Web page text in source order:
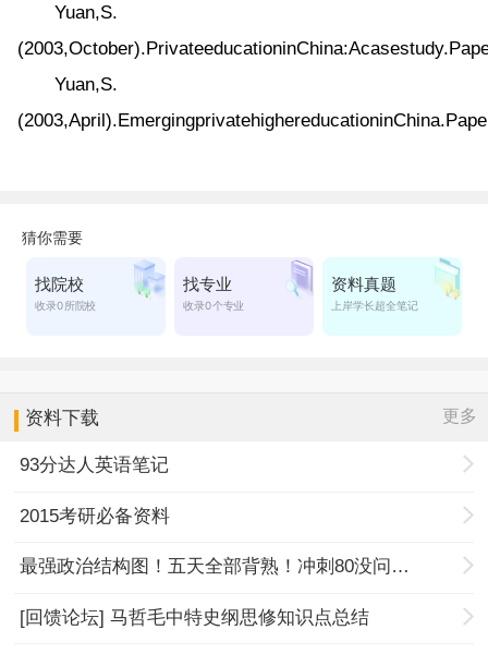
Yuan,S.
Yuan,S.
资料下载 更多
93分达人英语笔记
2015考研必备资料
最强政治结构图！五天全部背熟！冲刺80没问题！
[回馈论坛] 马哲毛中特史纲思修知识点总结